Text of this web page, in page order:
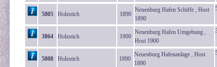
5805 Holzstich 1890
Neuenburg Hafen Schiffe , Host
1890
3864 Holzstich 1900
Neuenburg Hafen Umgebung ,
Host 1900
5808 Holzstich 1890
Neuenburg Hafenanlage , Host
1890